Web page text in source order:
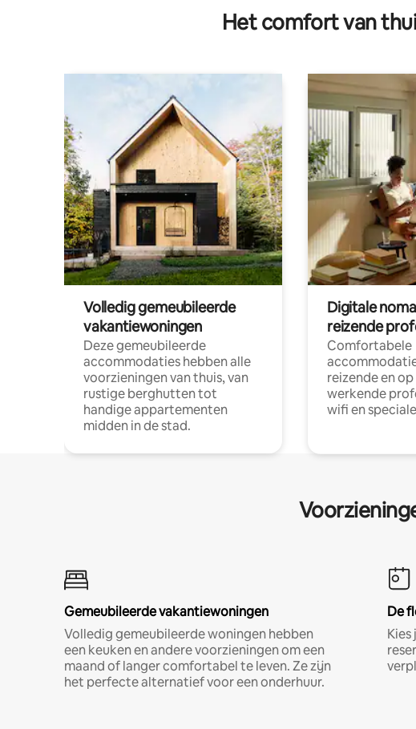
Het comfort van
Volledig gemeubileerde
vakantiewoningen
Deze gemeubileerde
accommodaties hebben alle
voorzieningen van thuis, van
rustige berghutten tot
handige appartementen
midden in de stad.
Digitale
reizende
Comfortabele
reizende en
werkende
wifi en
Gemeubileerde vakantiewoningen
Volledig gemeubileerde woningen hebben
een keuken en andere voorzieningen om een
maand of langer comfortabel te leven. Ze zijn
het perfecte alternatief voor een onderhuur.
De